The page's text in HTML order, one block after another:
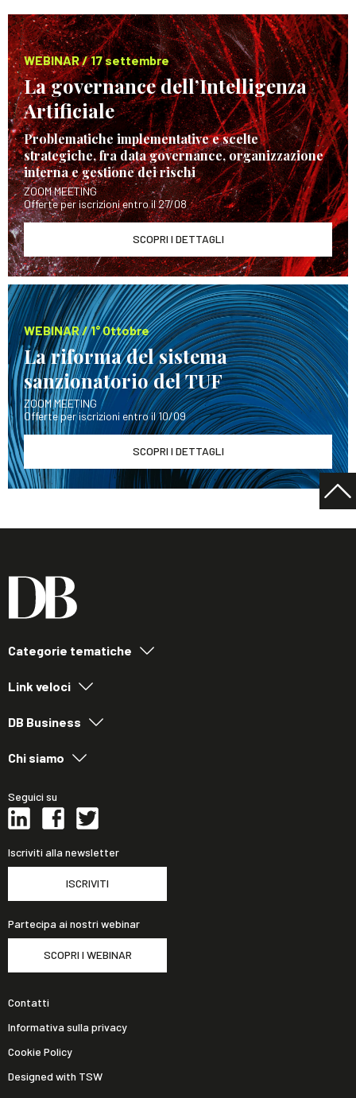
WEBINAR / 17 settembre
La governance dell’Intelligenza
Artificiale
Problematiche implementative e scelte
strategiche, fra data governance, organizzazione
interna e gestione dei rischi
ZOOM MEETING
Offerte per iscrizioni entro il 27/08
SCOPRI I DETTAGLI
WEBINAR / 1° Ottobre
La riforma del sistema
sanzionatorio del TUF
ZOOM MEETING
Offerte per iscrizioni entro il 10/09
SCOPRI I DETTAGLI
Categorie tematiche
Link veloci
DB Business
Chi siamo
Seguici su
Iscriviti alla newsletter
ISCRIVITI
Partecipa ai nostri webinar
SCOPRI I WEBINAR
Contatti
Informativa sulla privacy
Cookie Policy
Designed with TSW